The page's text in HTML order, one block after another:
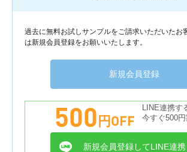
過去に無料お試しサンプルをご請求いただいたお
は新規会員登録をお願いいたします。
新規会員登録
500円OFF
LINE連携す
今すぐ500
新規会員登録してLINE連携